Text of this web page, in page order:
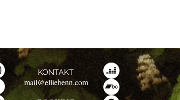
KONTAKT
mail@elliebenn.com